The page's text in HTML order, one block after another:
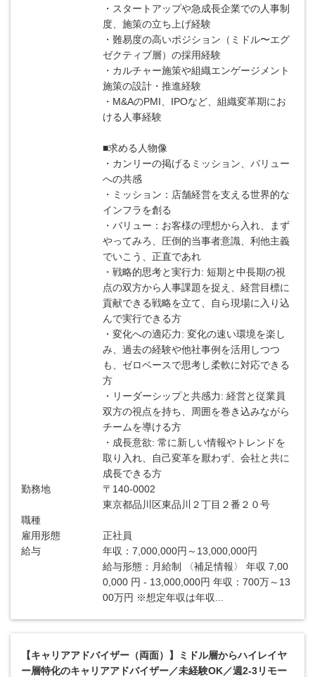
・スタートアップや急成長企業での人事制
度、施策の立ち上げ経験
・難易度の高いポジション（ミドル〜エグ
ゼクティブ層）の採用経験
・カルチャー施策や組織エンゲージメント
施策の設計・推進経験
・M&AのPMI、IPOなど、組織変革期にお
ける人事経験
■求める人物像
・カンリーの掲げるミッション、バリュー
への共感
・ミッション：店舗経営を支える世界的な
インフラを創る
・バリュー：お客様の理想から入れ、まず
やってみろ、圧倒的当事者意識、利他主義
でいこう、正直であれ
・戦略的思考と実行力: 短期と中長期の視
点の双方から人事課題を捉え、経営目標に
貢献できる戦略を立て、自ら現場に入り込
んで実行できる方
・変化への適応力: 変化の速い環境を楽し
み、過去の経験や他社事例を活用しつつ
も、ゼロベースで思考し柔軟に対応できる
方
・リーダーシップと共感力: 経営と従業員
双方の視点を持ち、周囲を巻き込みながら
チームを導ける方
・成長意欲: 常に新しい情報やトレンドを
取り入れ、自己変革を厭わず、会社と共に
成長できる方
勤務地
〒140-0002
東京都品川区東品川２丁目２番２０号
職種
雇用形態
正社員
給与
年収：7,000,000円～13,000,000円
給与形態：月給制 〈補足情報〉 年収 7,00
0,000 円 - 13,000,000円 年収：700万～13
00万円 ※想定年収は年収...
【キャリアアドバイザー（両面）】ミドル層からハイレイヤ
ー層特化のキャリアアドバイザー／未経験OK／週2-3リモー